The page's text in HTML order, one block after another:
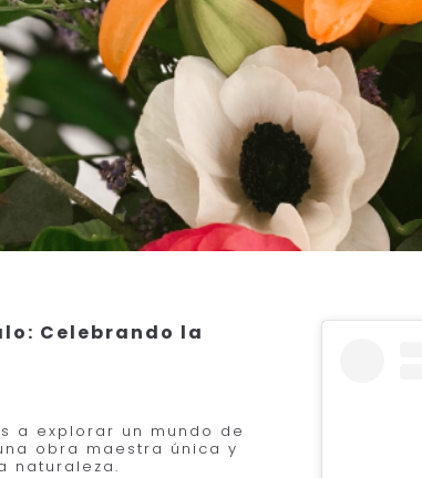
: Celebrando la
a explorar un mundo de
obra maestra única y
naturaleza.